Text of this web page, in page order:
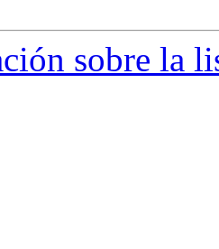
sobre la